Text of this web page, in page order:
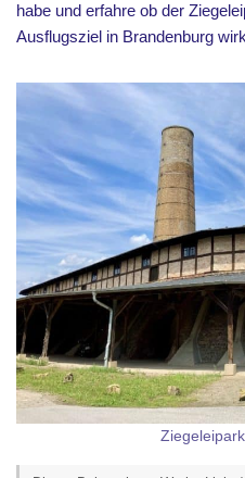
habe und erfahre ob der
Ausflugsziel in Brandenburg